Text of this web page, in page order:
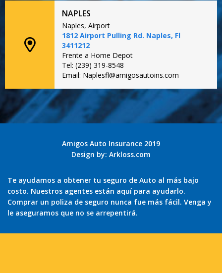
NAPLES
Naples, Airport
1812 Airport Pulling Rd. Naples, Fl
3411212
Frente a Home Depot
Tel: (239) 319-8548
Email: Naplesfl@amigosautoins.com
Amigos Auto Insurance 2019
Design by: Arkloss.com
Te ayudamos a obtener tu seguro de Auto al más bajo
costo. Nuestros agentes están aquí para ayudarlo.
Comprar un poliza de seguro nunca fue más fácil. Venga y
le aseguramos que no se arrepentirá.